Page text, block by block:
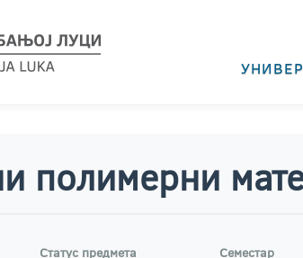
полимерни
Статус предмета Семестар